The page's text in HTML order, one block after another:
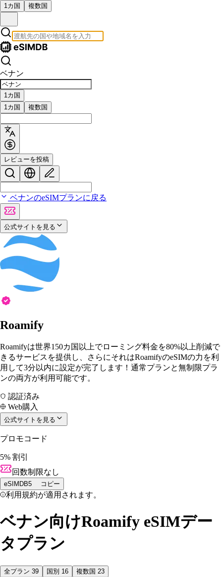
1カ国 複数国
ベナン
1カ国
1カ国
複数国
レビューを投稿
ベナンのeSIMプランに戻る
公式サイトを見る
Roamify
Roamifyは世界150カ国以上でローミング料金を80%以上削減で
きるサービスを提供し、さらにそれはRoamifyのeSIMの力を利
用して3分以内に設定が完了します！通常プランと無制限プラ
ンの両方が利用可能です。
認証済み
Web購入
公式サイトを見る
プロモコード
5% 割引
回数制限なし
eSIMDB5 コピー
利用規約が適用されます。
ベナン向けRoamify eSIMデー
タプラン
全プラン 39 国別 16 複数国 23